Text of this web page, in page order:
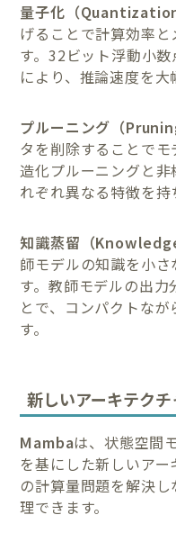
量子化（Quantization
げることで計算効率
す。32ビット浮動小
により、推論速度を大
プルーニング（
タを削除することで
造化プルーニングと
れぞれ異なる特徴を持
知識蒸留（
師モデルの知識を小
す。教師モデルの出
とで、コンパクトな
す。
新しいアーキテク
Mambaは、状態空間
を基にした新しいア
の計算量問題を解決
理できます。